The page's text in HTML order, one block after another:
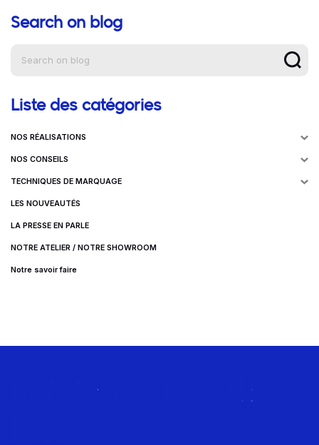
Aide à la navigation
Search on blog
Liste des catégories
NOS RÉALISATIONS
NOS CONSEILS
TECHNIQUES DE MARQUAGE
LES NOUVEAUTÉS
LA PRESSE EN PARLE
NOTRE ATELIER / NOTRE SHOWROOM
Notre savoir faire
Rejoignez le Club